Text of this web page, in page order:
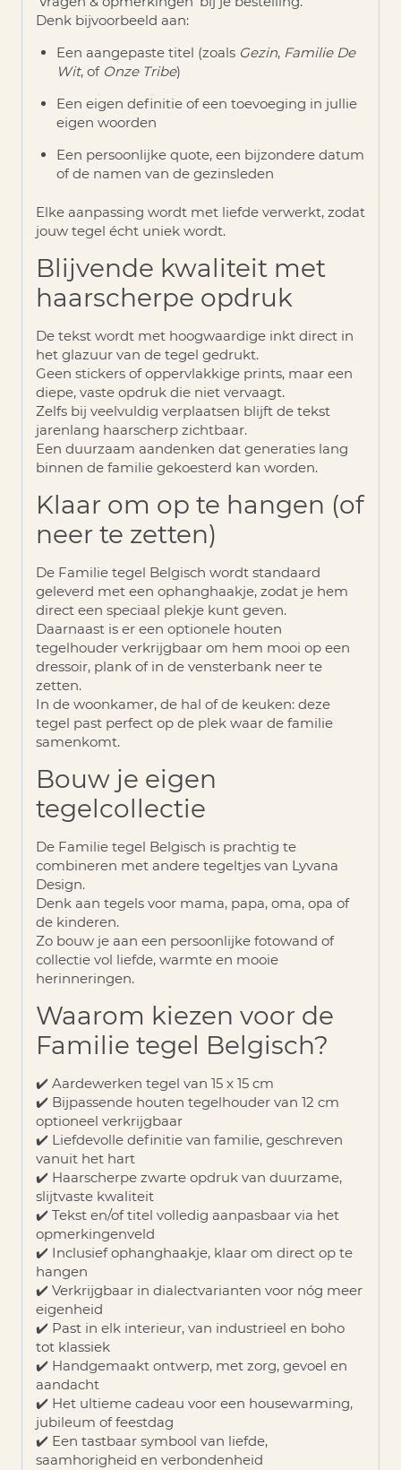
Denk bijvoorbeeld aan:
Een aangepaste titel (zoals Gezin, Familie De
Wit, of Onze Tribe)
Een eigen definitie of een toevoeging in jullie
eigen woorden
Een persoonlijke quote, een bijzondere datum
of de namen van de gezinsleden
Elke aanpassing wordt met liefde verwerkt, zodat
jouw tegel écht uniek wordt.
Blijvende kwaliteit met
haarscherpe opdruk
De tekst wordt met hoogwaardige inkt direct in
het glazuur van de tegel gedrukt.
Geen stickers of oppervlakkige prints, maar een
diepe, vaste opdruk die niet vervaagt.
Zelfs bij veelvuldig verplaatsen blijft de tekst
jarenlang haarscherp zichtbaar.
Een duurzaam aandenken dat generaties lang
binnen de familie gekoesterd kan worden.
Klaar om op te hangen (of
neer te zetten)
De Familie tegel Belgisch wordt standaard
geleverd met een ophanghaakje, zodat je hem
direct een speciaal plekje kunt geven.
Daarnaast is er een optionele houten
tegelhouder verkrijgbaar om hem mooi op een
dressoir, plank of in de vensterbank neer te
zetten.
In de woonkamer, de hal of de keuken: deze
tegel past perfect op de plek waar de familie
samenkomt.
Bouw je eigen
tegelcollectie
De Familie tegel Belgisch is prachtig te
combineren met andere tegeltjes van Lyvana
Design.
Denk aan tegels voor mama, papa, oma, opa of
de kinderen.
Zo bouw je aan een persoonlijke fotowand of
collectie vol liefde, warmte en mooie
herinneringen.
Waarom kiezen voor de
Familie tegel Belgisch?
✔️ Aardewerken tegel van 15 x 15 cm
✔️ Bijpassende houten tegelhouder van 12 cm
optioneel verkrijgbaar
✔️ Liefdevolle definitie van familie, geschreven
vanuit het hart
✔️ Haarscherpe zwarte opdruk van duurzame,
slijtvaste kwaliteit
✔️ Tekst en/of titel volledig aanpasbaar via het
opmerkingenveld
✔️ Inclusief ophanghaakje, klaar om direct op te
hangen
✔️ Verkrijgbaar in dialectvarianten voor nóg meer
eigenheid
✔️ Past in elk interieur, van industrieel en boho
tot klassiek
✔️ Handgemaakt ontwerp, met zorg, gevoel en
aandacht
✔️ Het ultieme cadeau voor een housewarming,
jubileum of feestdag
✔️ Een tastbaar symbool van liefde,
saamhorigheid en verbondenheid